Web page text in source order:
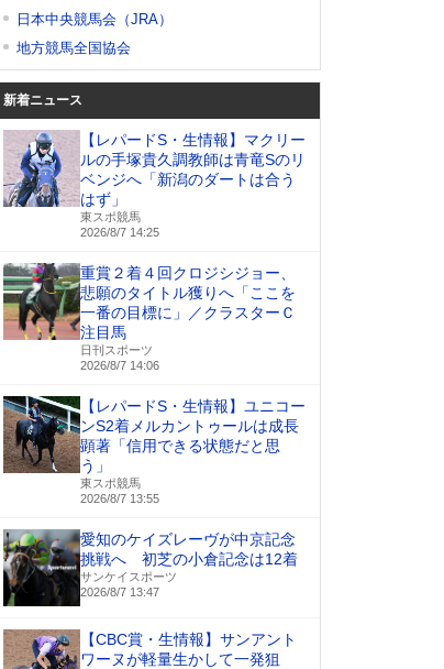
日本中央競馬会（JRA）
地方競馬全国協会
新着ニュース
【レパードS・生情報】マクリー
ルの手塚貴久調教師は青竜Sのリ
ベンジへ「新潟のダートは合う
はず」
東スポ競馬
2026/8/7 14:25
重賞２着４回クロジシジョー、
悲願のタイトル獲りへ「ここを
一番の目標に」／クラスターＣ
注目馬
日刊スポーツ
2026/8/7 14:06
【レパードS・生情報】ユニコー
ンS2着メルカントゥールは成長
顕著「信用できる状態だと思
う」
東スポ競馬
2026/8/7 13:55
愛知のケイズレーヴが中京記念
挑戦へ 初芝の小倉記念は12着
サンケイスポーツ
2026/8/7 13:47
【CBC賞・生情報】サンアント
ワーヌが軽量生かして一発狙